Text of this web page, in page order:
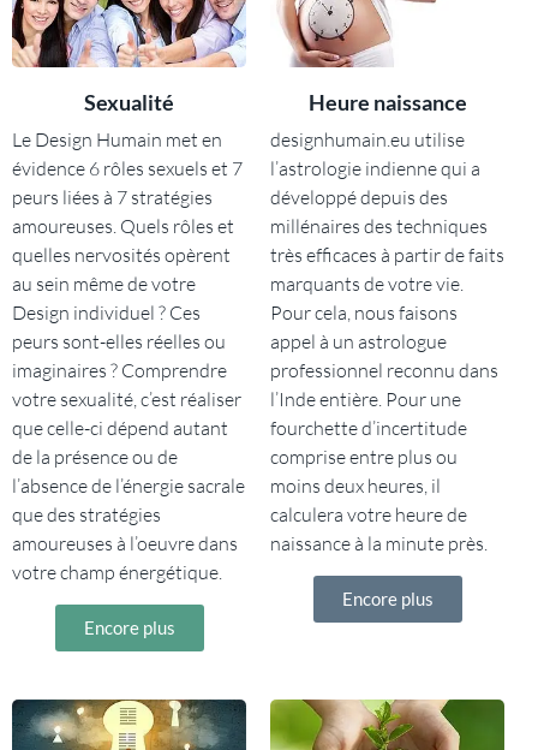
Sexualité
Le Design Humain met en
évidence 6 rôles sexuels et 7
peurs liées à 7 stratégies
amoureuses. Quels rôles et
quelles nervosités opèrent
au sein même de votre
Design individuel ? Ces
peurs sont-elles réelles ou
imaginaires ? Comprendre
votre sexualité, c’est réaliser
que celle-ci dépend autant
de la présence ou de
l’absence de l’énergie sacrale
que des stratégies
amoureuses à l’oeuvre dans
votre champ énergétique.
Encore plus
Heure naissance
designhumain.eu utilise
l’astrologie indienne qui a
développé depuis des
millénaires des techniques
très efficaces à partir de faits
marquants de votre vie.
Pour cela, nous faisons
appel à un astrologue
professionnel reconnu dans
l’Inde entière. Pour une
fourchette d’incertitude
comprise entre plus ou
moins deux heures, il
calculera votre heure de
naissance à la minute près.
Encore plus